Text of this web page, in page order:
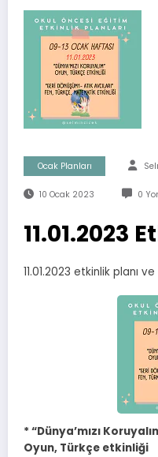
Ocak Planları
10 Ocak 2023 0
11.01.2023
11.01.2023 etkinlik planı
* “Dünya’mızı
Oyun, Türkçe etkinliği